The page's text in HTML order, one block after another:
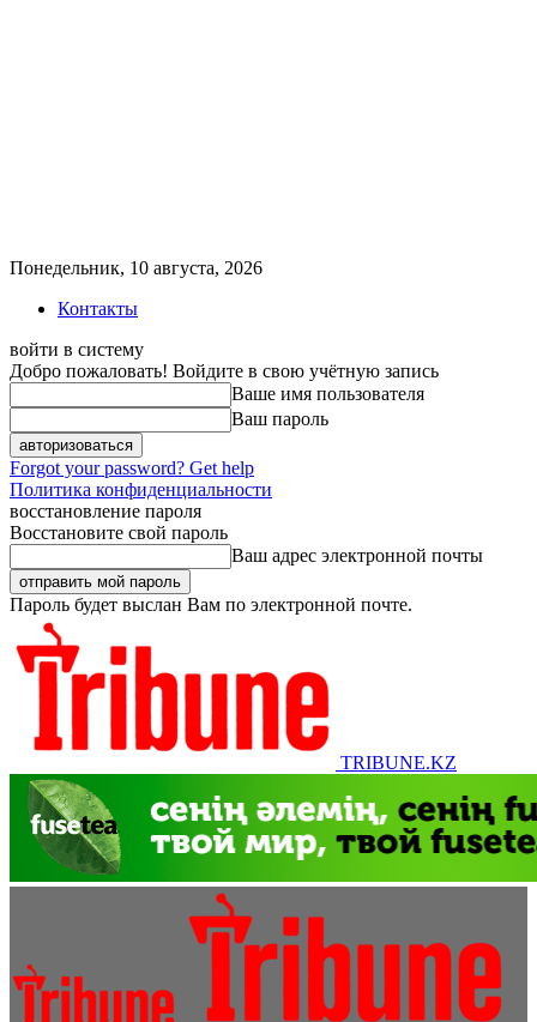
Понедельник, 10 августа, 2026
Контакты
войти в систему
Добро пожаловать! Войдите в свою учётную запись
Ваше имя пользователя
Ваш пароль
Forgot your password? Get help
Политика конфиденциальности
восстановление пароля
Восстановите свой пароль
Ваш адрес электронной почты
Пароль будет выслан Вам по электронной почте.
TRIBUNE.KZ